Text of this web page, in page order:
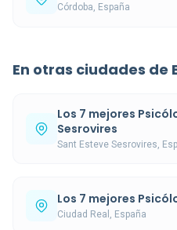
Córdoba, España
En otras ciudades de
Los 7 mejores
Sesrovires
Sant Esteve Sesrovires,
Los 7 mejores
Ciudad Real, España